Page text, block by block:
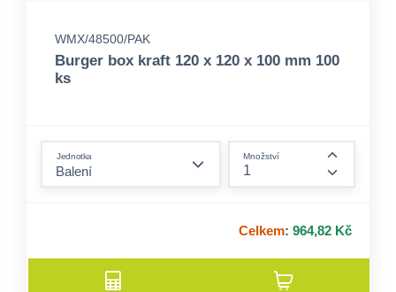
WMX/48500/PAK
Burger box kraft 120 x 120 x 100 mm 100
ks
Jednotka Množství
Celkem: 964,82 Kč